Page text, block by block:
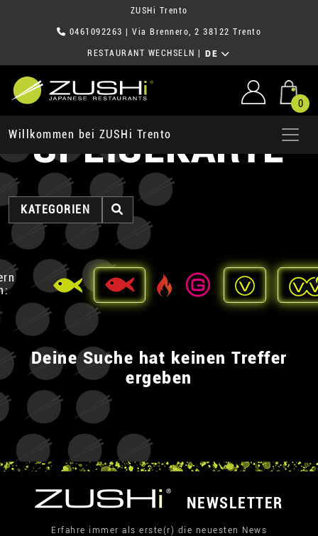
ZUSHi Trento
0461092263 | Via Brennero, 2 38122 Trento
RESTAURANT WECHSELN DE
0
Willkommen bei ZUSHi Trento
SPEISEKARTE
KATEGORIEN
Deine Suche hat keinen Treffer
ergeben
NEWSLETTER
Erfahre immer als erste(r) die neuesten News